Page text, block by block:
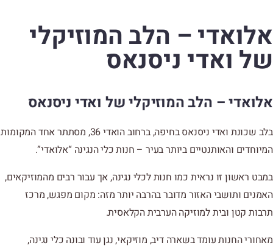
אלואדי – הלב המוזיקלי
של ואדי ניסנאס
אלואדי – הלב המוזיקלי של ואדי ניסנאס
בלב שכונת ואדי ניסנאס בחיפה, ברחוב הואדי 36, מסתתר אחד המקומות
המיוחדים והאותנטיים ביותר בעיר – חנות כלי הנגינה “אלואדי”.
במבט ראשון זו נראית כמו חנות לכלי נגינה, אך עבור רבים מהמוזיקאים,
האמנים ותושבי האזור מדובר בהרבה יותר מזה: מקום מפגש, מרכז
תרבות קטן ובית למוזיקה הערבית הקלאסית.
מאחורי החנות עומד בשארה דיב, מוזיקאי, נגן עוד ובונה כלי נגינה,